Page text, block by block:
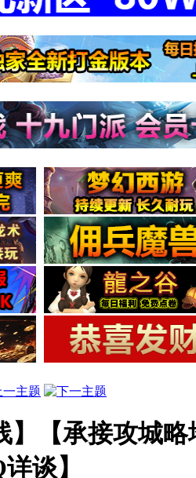
】【承接攻城
谈】